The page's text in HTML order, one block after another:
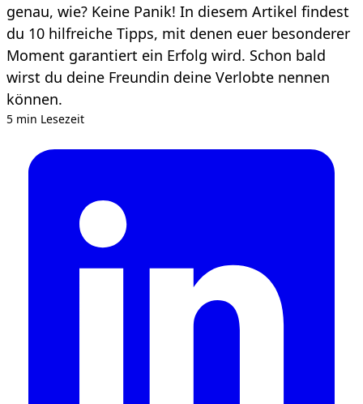
genau, wie? Keine Panik! In diesem Artikel findest
du 10 hilfreiche Tipps, mit denen euer besonderer
Moment garantiert ein Erfolg wird. Schon bald
wirst du deine Freundin deine Verlobte nennen
können.
5 min Lesezeit